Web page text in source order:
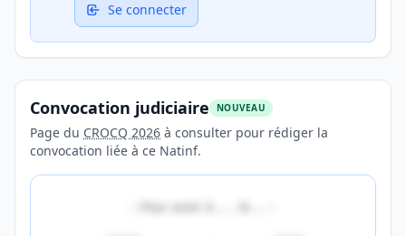
Se connecter
Convocation judiciaire NOUVEAU
Page du CROCQ 2026 à consulter pour rédiger la
convocation liée à ce Natinf.
Pour avoir à